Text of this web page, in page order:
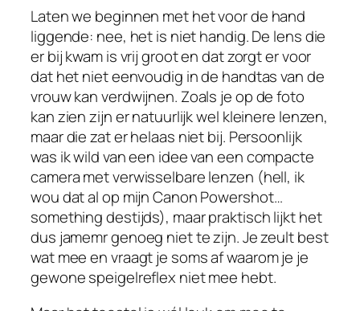
Laten we beginnen met het voor de hand
liggende: nee, het is niet handig. De lens die
er bij kwam is vrij groot en dat zorgt er voor
dat het niet eenvoudig in de handtas van de
vrouw kan verdwijnen. Zoals je op de foto
kan zien zijn er natuurlijk wel kleinere lenzen,
maar die zat er helaas niet bij. Persoonlijk
was ik wild van een idee van een compacte
camera met verwisselbare lenzen (hell, ik
wou dat al op mijn Canon Powershot…
something destijds), maar praktisch lijkt het
dus jamemr genoeg niet te zijn. Je zeult best
wat mee en vraagt je soms af waarom je je
gewone speigelreflex niet mee hebt.